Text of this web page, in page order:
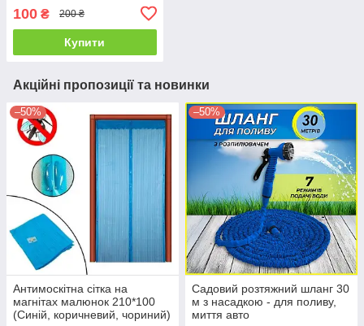
100 ₴ 200 ₴
Купити
Акційні пропозиції та новинки
–50%
Антимоскітна сітка на
магнітах малюнок 210*100
(Синій, коричневий, чориний)
–50%
Садовий розтяжний шланг 30
м з насадкою - для поливу,
миття авто